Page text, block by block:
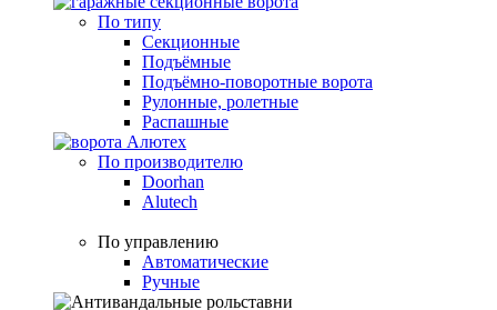
По типу
Секционные
Подъёмные
Подъёмно-поворотные ворота
Рулонные, ролетные
Распашные
По производителю
Doorhan
Alutech
По управлению
Автоматические
Ручные